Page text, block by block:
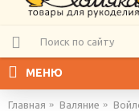
МЕНЮ
Главная Валяние